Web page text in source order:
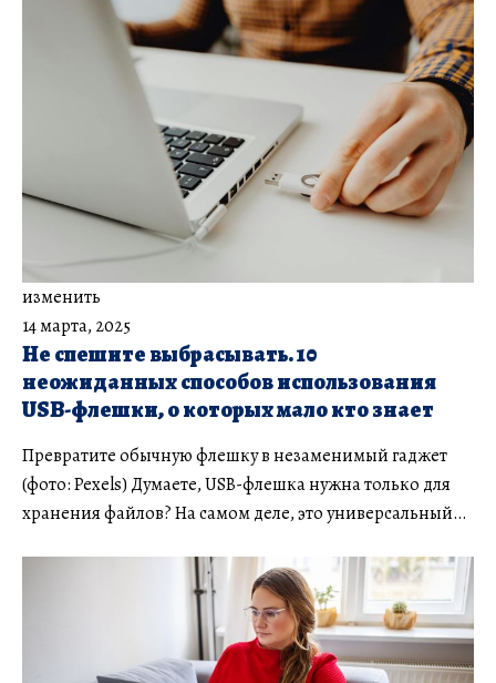
изменить
14 марта, 2025
Не спешите выбрасывать. 10
неожиданных способов использования
USB-флешки, о которых мало кто знает
Превратите обычную флешку в незаменимый гаджет
(фото: Pexels) Думаете, USB-флешка нужна только для
хранения файлов? На самом деле, это универсальный…